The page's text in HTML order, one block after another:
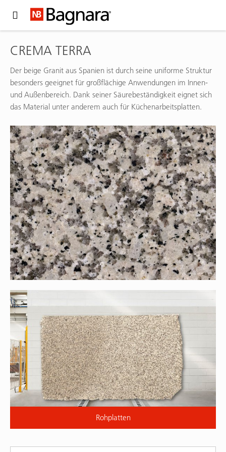
CREMA TERRA
Der beige Granit aus Spanien ist durch seine uniforme Struktur
besonders geeignet für großflächige Anwendungen im Innen-
und Außenbereich. Dank seiner Säurebeständigkeit eignet sich
das Material unter anderem auch für Küchenarbeitsplatten.
Rohplatten